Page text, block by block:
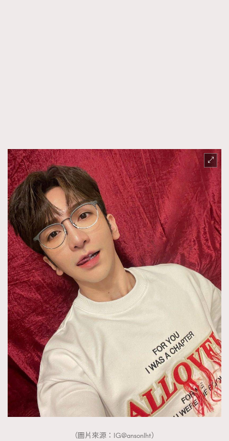
（圖片來源：IG@ansonlht）